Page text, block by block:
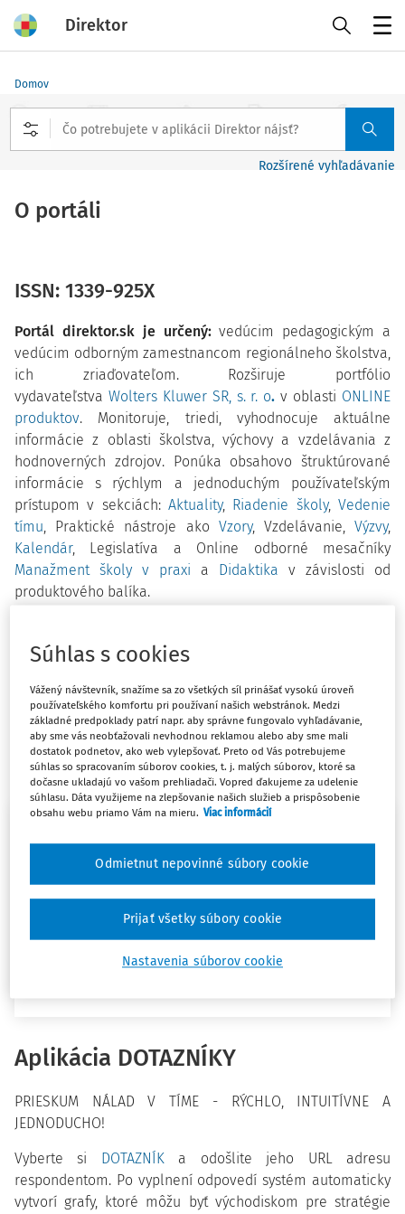
Direktor
Domov
Rozšírené vyhľadávanie
O portáli
ISSN: 1339-925X
Portál direktor.sk je určený:vedúcim pedagogickým a
vedúcim odborným zamestnancom regionálneho školstva,
ich zriaďovateľom. Rozširuje portfólio
vydavateľstva Wolters Kluwer SR, s. r. o. v oblasti ONLINE
produktov. Monitoruje, triedi, vyhodnocuje aktuálne
informácie z oblasti školstva, výchovy a vzdelávania z
hodnoverných zdrojov. Ponúka obsahovo štruktúrované
informácie s rýchlym a jednoduchým používateľským
prístupom v sekciách: Aktuality, Riadenie školy,Vedenie
tímu, Praktické nástroje ako Vzory, Vzdelávanie,Výzvy,
Kalendár, Legislatíva a Online odborné mesačníky
Manažment školy v praxi a Didaktika v závislosti od
produktového balíka.
ODPOVEDNÝ SERVIS. Pri zadávaní otázky pre jednoduchšiu
zasiela otázky prispievateľov odborníkom z praxe.
Vydavateľstvo nenesie právnu zodpovednosť za obsah
odpovedí. Odpovede majú informatívny charakter
nemožno ich použiť pre právne účely. Otázky aj odpovede
po spracovaní zverejňujeme v časti Riadenie školy.
10-dňovou bezplatnouregistráciousi vytvoríte
vlastný užívateľský účet. Prihlasovacími údajmi sú
vaša e-mailová adresa a heslo. Registráciou získate
bezplatnú demolicenciu na prístup do aplikácie.
Demolicenciu nie je možné predĺžiť, ak máte záujem
využívať aplikáciu aj naďalej po uplynutí jej platnosti,
je potrebné siobjednať predplatné. V testovacej
Aplikácia DOTAZNÍKY
PRIESKUM NÁLAD V TÍME - RÝCHLO, INTUITÍVNE A
JEDNODUCHO!
Vyberte si DOTAZNÍKa odošlite jeho URL adresu
respondentom. Po vyplnení odpovedí systém automaticky
vytvorí grafy, ktoré môžu byť východiskom pre stratégie
Súhlas s cookies
Vážený návštevník, snažíme sa zo všetkých síl prinášať vysokú úroveň
používateľského komfortu pri používaní našich webstránok. Medzi
základné predpoklady patrí napr. aby správne fungovalo vyhľadávanie,
aby sme vás neobťažovali nevhodnou reklamou alebo aby sme mali
dostatok podnetov, ako web vylepšovať. Preto od Vás potrebujeme
súhlas so spracovaním súborov cookies, t. j. malých súborov, ktoré sa
dočasne ukladajú vo vašom prehliadači. Vopred ďakujeme za udelenie
súhlasu. Dáta využijeme na zlepšovanie našich služieb a prispôsobenie
obsahu webu priamo Vám na mieru. Viac informácií
Nastavenia súborov cookie
Odmietnut nepovinné súbory cookie
Prijať všetky súbory cookie